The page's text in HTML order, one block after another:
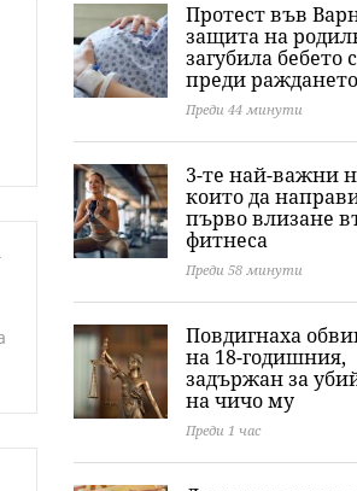
Протест във
защита на
загубила бебето
преди раждането
Преди 44 минути
3-те най-важни
които да
първо влизане
фитнеса
Преди 58 минути
Повдигнаха
на 18-годишния,
задържан за
на чичо му
Преди 1 час